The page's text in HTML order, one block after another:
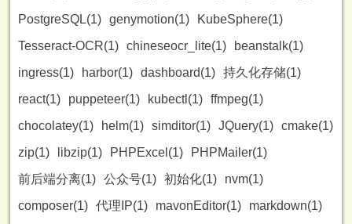
PostgreSQL(1) genymotion(1)
KubeSphere(1)
Tesseract-OCR(1) chineseocr_lite(1)
beanstalk(1)
ingress(1)
harbor(1) dashboard(1) 持久化存储(1)
react(1)
puppeteer(1) kubectl(1) ffmpeg(1)
chocolatey(1)
helm(1) simditor(1) JQuery(1) cmake(1)
zip(1)
libzip(1) PHPExcel(1)
PHPMailer(1)
前后端分离(1) 公众号(1) 初始化(1)
nvm(1)
composer(1) 代理IP(1) mavonEditor(1) markdown(1)